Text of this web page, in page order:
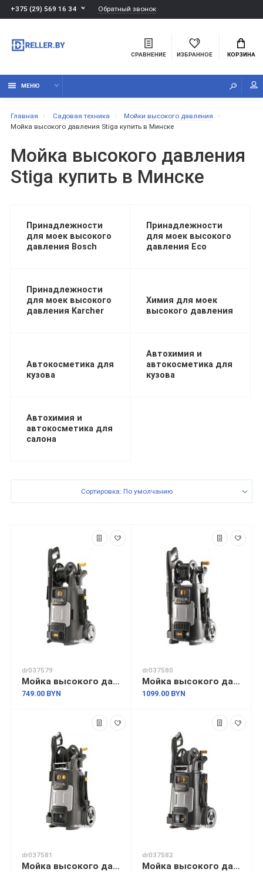
+375 (29) 569 16 34 Обратный звонок
СРАВНЕНИЕ ИЗБРАННОЕ КОРЗИНА
МЕНЮ
Главная Садовая техника
Мойки высокого давления
Мойка высокого давления Stiga купить в Минске
Мойка высокого давления
Stiga купить в Минске
Принадлежности
для моек высокого
давления Bosch
Принадлежности
для моек высокого
давления Eco
Принадлежности
для моек высокого
давления Karcher
Химия для моек
высокого давления
Автокосметика для
кузова
Автохимия и
автокосметика для
кузова
Автохимия и
автокосметика для
салона
Сортировка: По умолчанию
dr037579
Мойка высокого давления Stiga HPS 235 R
749.00 BYN
dr037580
Мойка высокого давления Stiga HPS 345 R
1099.00 BYN
dr037581
Мойка высокого давления Stiga HPS 550 R
dr037582
Мойка высокого давления Stiga HPS 650 RG